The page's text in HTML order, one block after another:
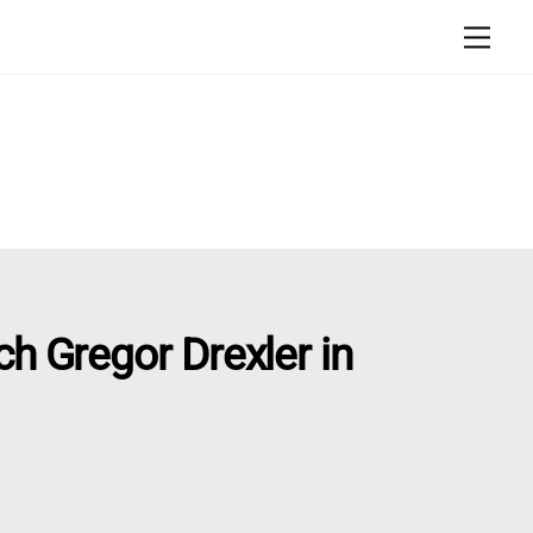
Gregor Drexler in